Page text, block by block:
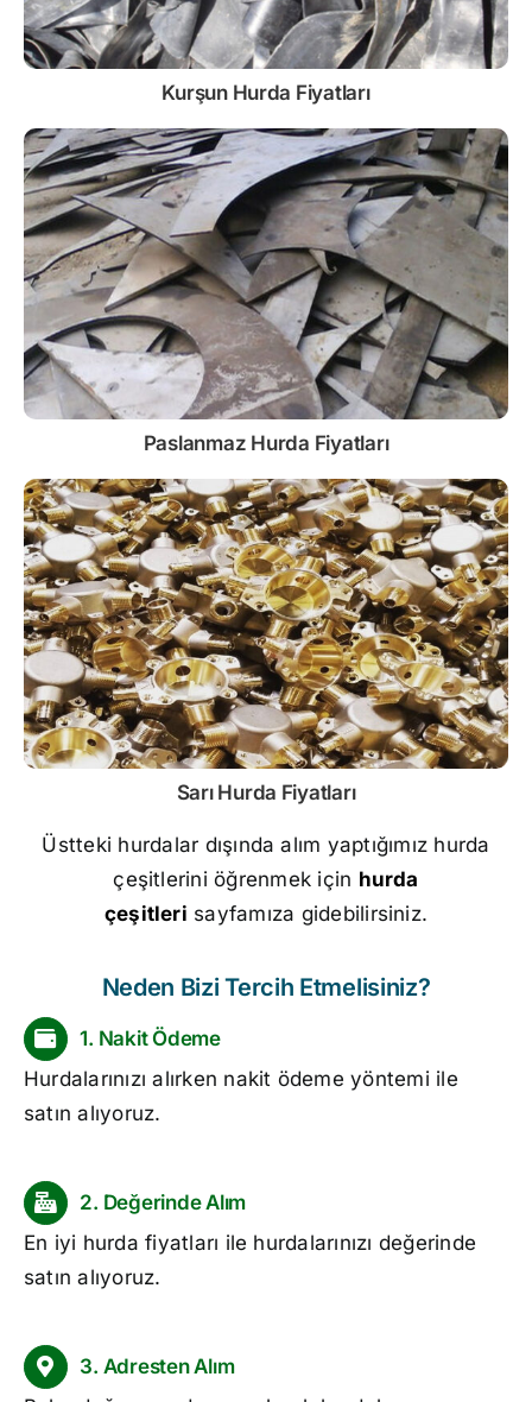
Kurşun Hurda Fiyatları
Paslanmaz Hurda Fiyatları
Sarı Hurda Fiyatları
Üstteki hurdalar dışında alım yaptığımız hurda
çeşitlerini öğrenmek için hurda
çeşitleri sayfamıza gidebilirsiniz.
Neden Bizi Tercih Etmelisiniz?
1. Nakit Ödeme
Hurdalarınızı alırken nakit ödeme yöntemi ile
satın alıyoruz.
2. Değerinde Alım
En iyi hurda fiyatları ile hurdalarınızı değerinde
satın alıyoruz.
3. Adresten Alım